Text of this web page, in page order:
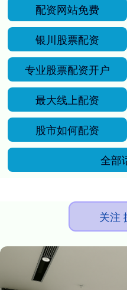
配资网站免费
银川股票配资
专业股票配资开户
最大线上配资
股市如何配资
全部
关注